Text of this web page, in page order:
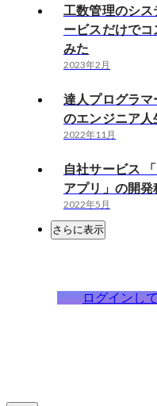
工数管理のシ
ービスだけで
みた
2023年2月
達人プログラ
のエンジニア
2022年11月
自社サービス
アプリ」の開
2022年5月
さらに表示
ログインし